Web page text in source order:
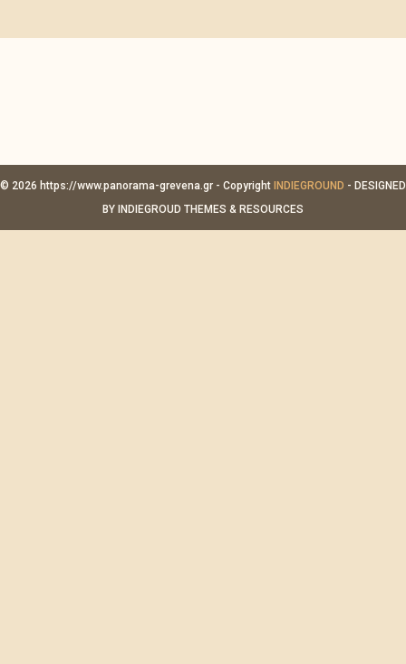
© 2026 https://www.panorama-grevena.gr - Copyright INDIEGROUND - DESIGNED
BY INDIEGROUD THEMES & RESOURCES